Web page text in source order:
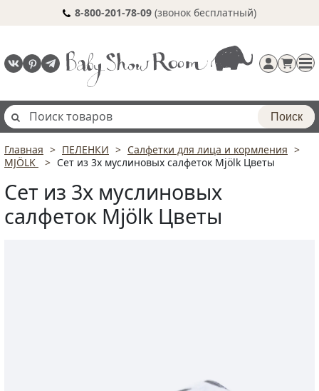
8-800-201-78-09 (звонок бесплатный)
Регистрация
Поиск
Главная ПЕЛЕНКИ
Салфетки для лица и кормления
MJÖLK
Сет из 3х муслиновых салфеток Mjölk Цветы
Сет из 3х муслиновых
салфеток Mjölk Цветы